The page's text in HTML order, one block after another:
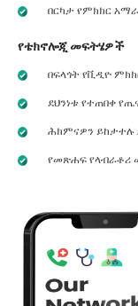
በርካታ የምክክር
የቴክኖሎጂ መፍትሄዎች
በፍላጎት የቪዲዮ
ደህንነቱ የተጠበቀ
ሕክምናዎን ይከታተሉ
የመጽሐፍ የላብራቶሪ